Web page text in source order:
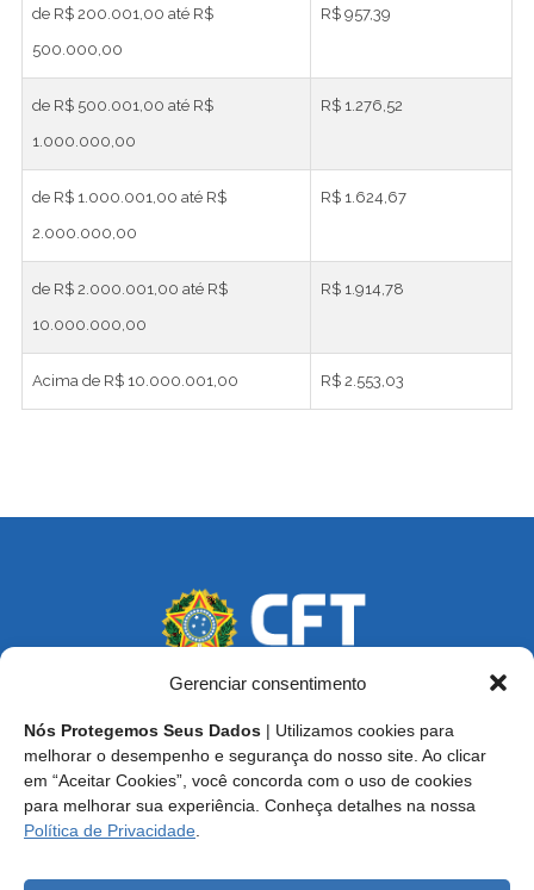
Gerenciar consentimento
Nós Protegemos Seus Dados | Utilizamos cookies para
melhorar o desempenho e segurança do nosso site. Ao clicar
em “Aceitar Cookies”, você concorda com o uso de cookies
para melhorar sua experiência. Conheça detalhes na nossa
Política de Privacidade
de R$ 200.001,00 até R$
500.000,00
R$ 957,39
de R$ 500.001,00 até R$
1.000.000,00
R$ 1.276,52
de R$ 1.000.001,00 até R$
2.000.000,00
R$ 1.624,67
de R$ 2.000.001,00 até R$
10.000.000,00
R$ 1.914,78
Acima de R$ 10.000.001,00 R$ 2.553,03
Endereço: SCS, Quadra 02, Bloco D, Ed. Oscar Niemeyer,
9º Andar CEP 70.316-900 - Brasília/DF
Central de Atendimento ao Técnico:0800 016-1515